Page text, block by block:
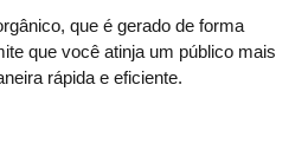
que é gerado de forma
que você atinja um público mais
rápida e eficiente.